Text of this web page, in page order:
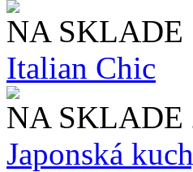
NA SKLADE
Italian Chic
NA SKLADE
Japonská